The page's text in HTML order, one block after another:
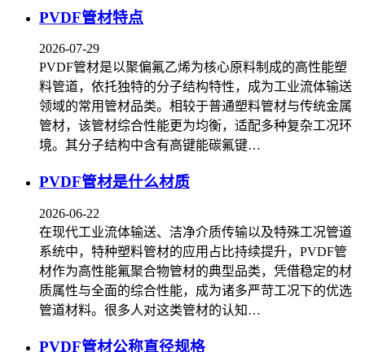
PVDF管材特点
2026-07-29
PVDF管材是以聚偏氟乙烯为核心原料制成的高性能塑
料管道，依托独特的分子结构特性，成为工业流体输送
领域的常用管材品类。相较于普通塑料管材与传统金属
管材，该管材综合性能更为均衡，适配多种复杂工况环
境。其分子结构中含有高键能碳氟键…
PVDF管材是什么材质
2026-06-22
在现代工业流体输送、洁净介质传输以及特殊工况管道
系统中，特种塑料管材的应用占比持续提升，PVDF管
材作为高性能氟聚合物管材的典型品类，凭借稳定的材
质属性与全面的综合性能，成为诸多严苛工况下的优选
管道材料。很多人对这类管材的认知…
PVDF管材公称直径规格